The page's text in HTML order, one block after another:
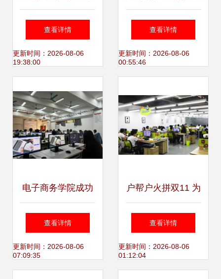
四届“梦想在线
杯”电商贸易节再度
服务引领职教新潮
查看详情
更新时间：2026-08-06
19:38:00
供应链，打造卓越
电子商务技术服务
查看详情
更新时间：2026-08-06
00:55:46
电子商务学院成功
组织首批“1+X”自
媒体运营（中级）
查看详情
更新时间：2026-08-06
07:09:35
户帮户火拼双11 为
家居新零售“疯狂打
call”的电子商务技
查看详情
更新时间：2026-08-06
01:12:04